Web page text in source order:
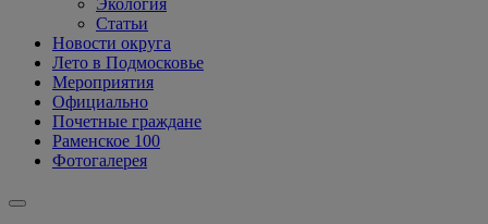
Экология
Статьи
Новости округа
Лето в Подмосковье
Мероприятия
Официально
Почетные граждане
Раменское 100
Фотогалерея